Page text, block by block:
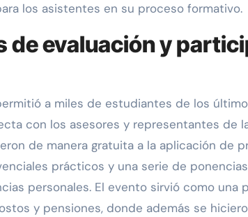
los asistentes en su proceso formativo.
de evaluación y
a miles de estudiantes de los
con los asesores y representantes de
de manera gratuita a la aplicación de
prácticos y una serie de
personales. El evento sirvió como una
y pensiones, donde además se